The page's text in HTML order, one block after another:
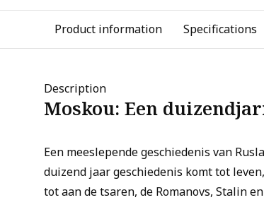
Product information Specifications
Description
Moskou: Een
Een meeslepende geschiedenis van
duizend jaar geschiedenis komt tot
tot aan de tsaren, de Romanovs, Stalin